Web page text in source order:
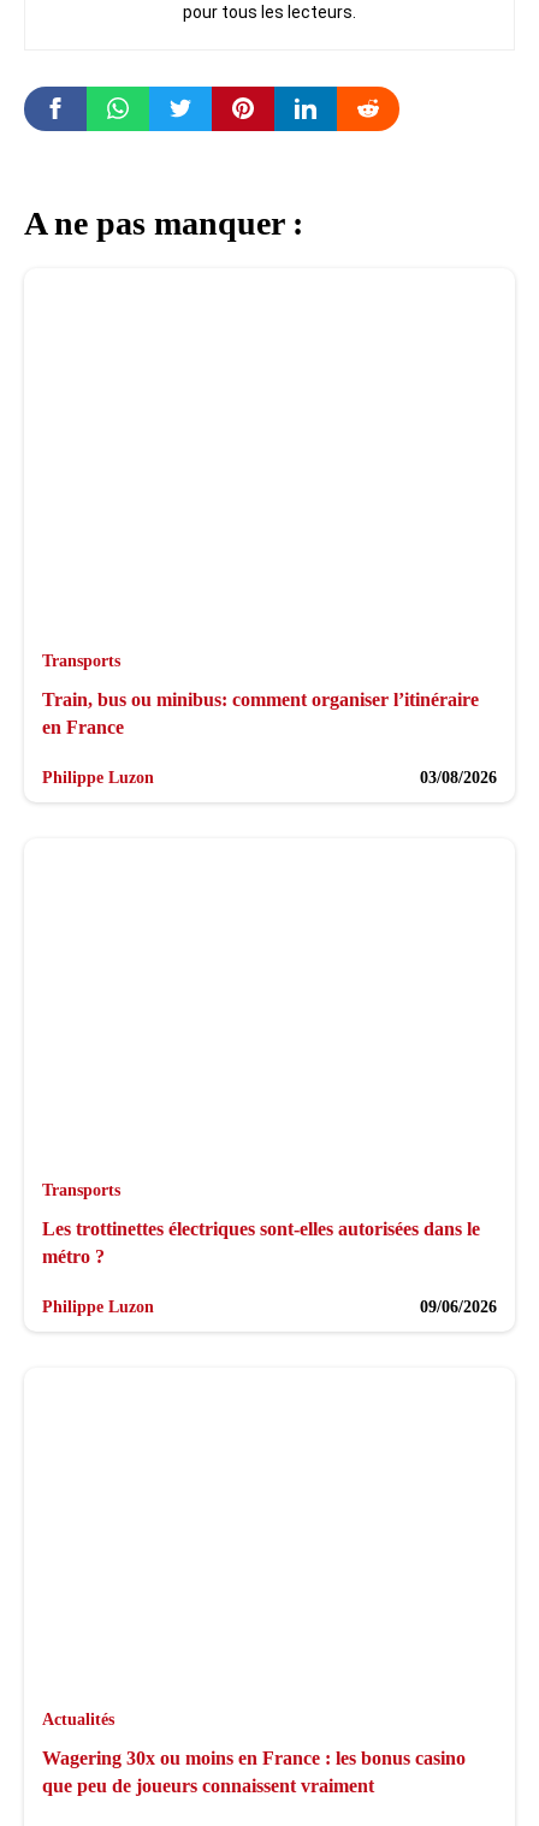
pour tous les lecteurs.
A ne pas manquer :
Transports
Train, bus ou minibus: comment organiser l’itinéraire
en France
Philippe Luzon 03/08/2026
Transports
Les trottinettes électriques sont-elles autorisées dans le
métro ?
Philippe Luzon 09/06/2026
Actualités
Wagering 30x ou moins en France : les bonus casino
que peu de joueurs connaissent vraiment